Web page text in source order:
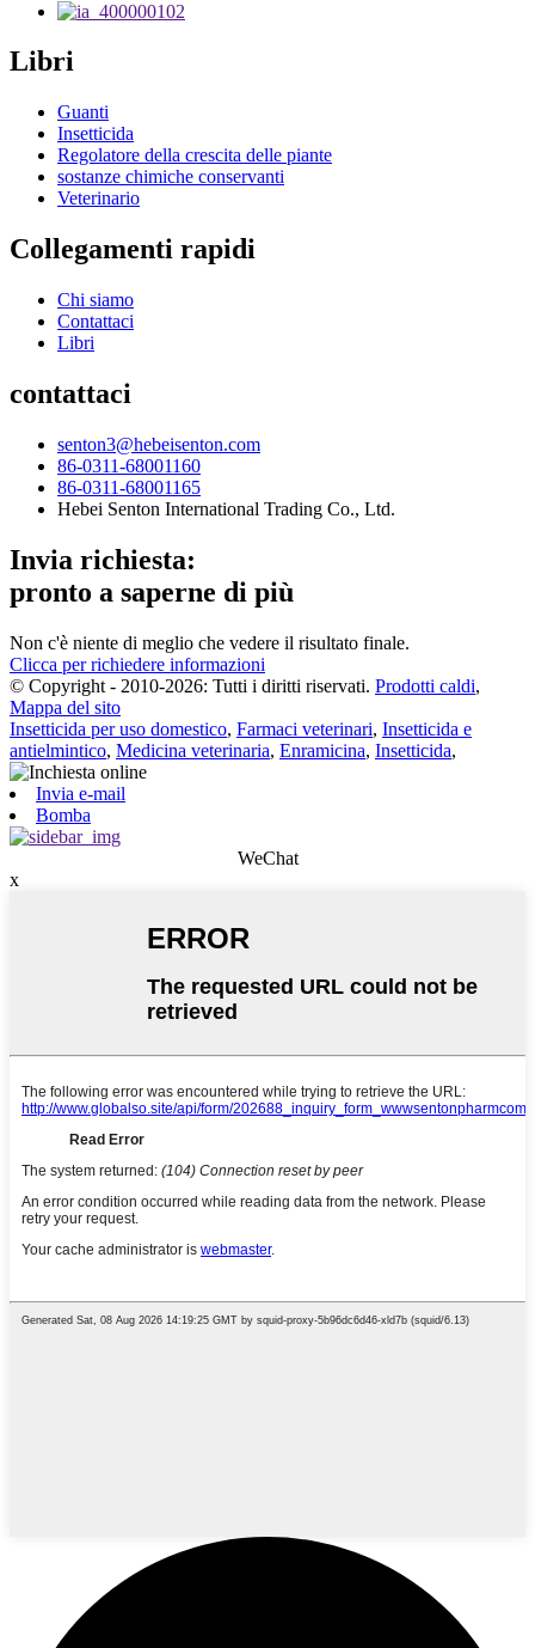
Libri
Guanti
Insetticida
Regolatore della crescita delle piante
sostanze chimiche conservanti
Veterinario
Collegamenti rapidi
Chi siamo
Contattaci
Libri
contattaci
senton3@hebeisenton.com
86-0311-68001160
86-0311-68001165
Hebei Senton International Trading Co., Ltd.
Invia richiesta:
pronto a saperne di più
Non c'è niente di meglio che vedere il risultato finale.
Clicca per richiedere informazioni
© Copyright - 2010-2026: Tutti i diritti riservati. Prodotti caldi,
Mappa del sito
Insetticida per uso domestico, Farmaci veterinari, Insetticida e
antielmintico, Medicina veterinaria, Enramicina, Insetticida,
Invia e-mail
Bomba
WeChat
x